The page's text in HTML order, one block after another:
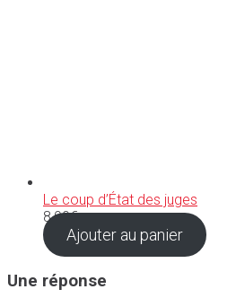
Le coup d’État des juges
8,90€
Ajouter au panier
Une réponse